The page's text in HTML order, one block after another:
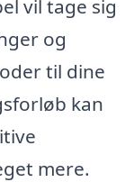
vil tage sig
og
til dine
kan
mere.